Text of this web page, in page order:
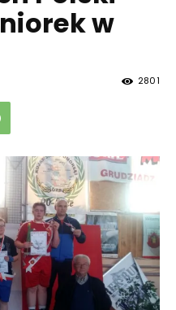
w
2801